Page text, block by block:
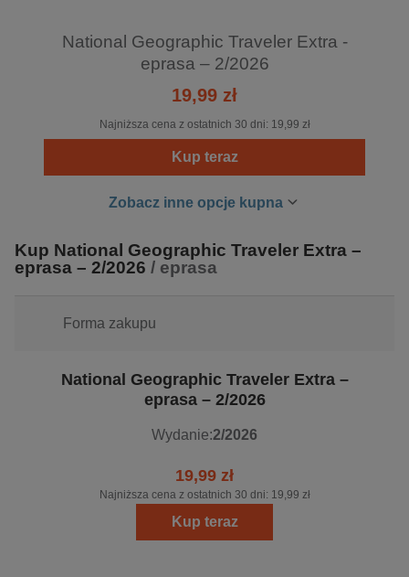
podróżowania. Redakcja doradza, jak przygotować się na
wyprawy z dzieckiem, jakie aplikacje warto mieć
w telefonie, jak zostać tubylcem, a przede wszystkim – jak
tanio podróżować. National Geographic Traveler patronuje
wielu polskim wyprawom, przyznaje też prestiżową
nagrodę "Travelery" promującą polskich naukowców
aktywnych, ambitnych, ciekawych świata i jego atrakcji –
i kulturowych.
National Geographic Traveler Extra -
eprasa – 2/2026
19,99 zł
Najniższa cena z ostatnich 30 dni: 19,99 zł
Kup teraz
Zobacz inne opcje kupna
Kup National Geographic Traveler Extra –
eprasa – 2/2026 / eprasa
Forma zakupu
National Geographic Traveler Extra –
eprasa – 2/2026
Wydanie:2/2026
19,99 zł
Najniższa cena z ostatnich 30 dni: 19,99 zł
Kup teraz